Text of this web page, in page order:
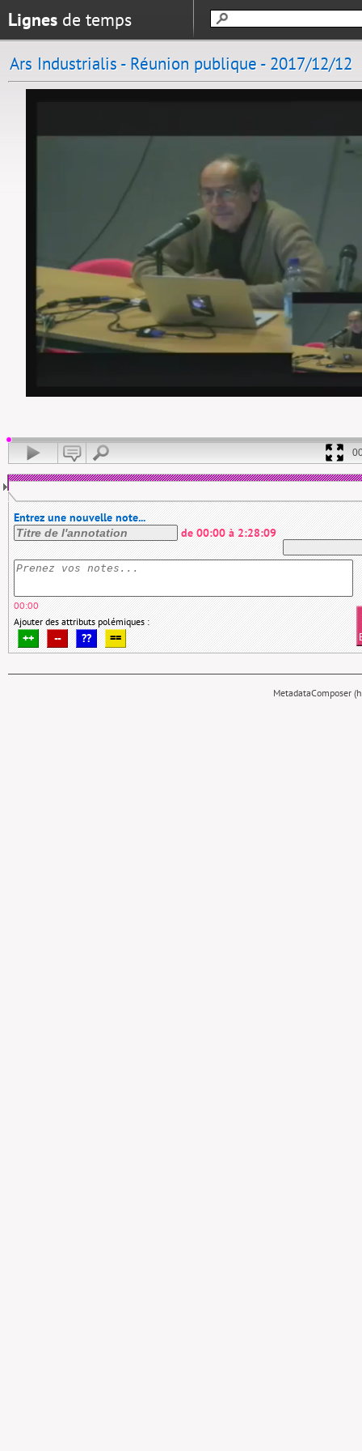
Lignes de temps
Ars Industrialis - Réunion publique - 2017/12/12
Entrez une nouvelle note...
de 00:00 à 2:28:09
00:00
Ajouter des attributs polémiques :
++ -- ?? ==
MetadataComposer